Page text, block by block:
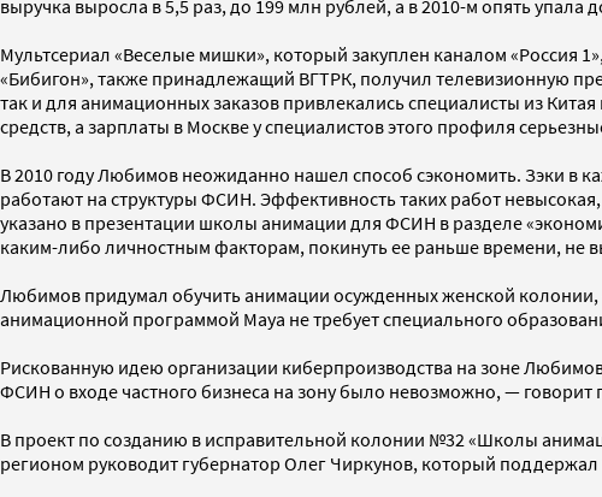
выручка выросла в 5,5 раз, до 199 млн рублей, а в 2010-м опять упала
Мультсериал «Веселые мишки», который закуплен каналом «Россия
«Бибигон», также принадлежащий ВГТРК, получил телевизионную
так и для анимационных заказов привлекались специалисты из
средств, а зарплаты в Москве у специалистов этого профиля
В 2010 году Любимов неожиданно нашел способ сэкономить. Зэки в
работают на структуры ФСИН. Эффективность таких работ
указано в презентации школы анимации для ФСИН в разделе
каким-либо личностным факторам, покинуть ее раньше времени, не
Любимов придумал обучить анимации осужденных женской
анимационной программой Maya не требует специального
Рискованную идею организации киберпроизводства на зоне
ФСИН о входе частного бизнеса на зону было невозможно, —
В проект по созданию в исправительной колонии №32 «Школы
регионом руководит губернатор Олег Чиркунов, который